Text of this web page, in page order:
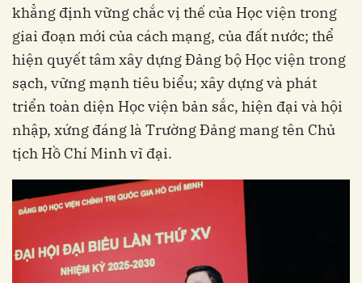
khẳng định vững chắc vị thế của Học viện trong
giai đoạn mới của cách mạng, của đất nước; thể
hiện quyết tâm xây dựng Đảng bộ Học viện trong
sạch, vững mạnh tiêu biểu; xây dựng và phát
triển toàn diện Học viện bản sắc, hiện đại và hội
nhập, xứng đáng là Trường Đảng mang tên Chủ
tịch Hồ Chí Minh vĩ đại.